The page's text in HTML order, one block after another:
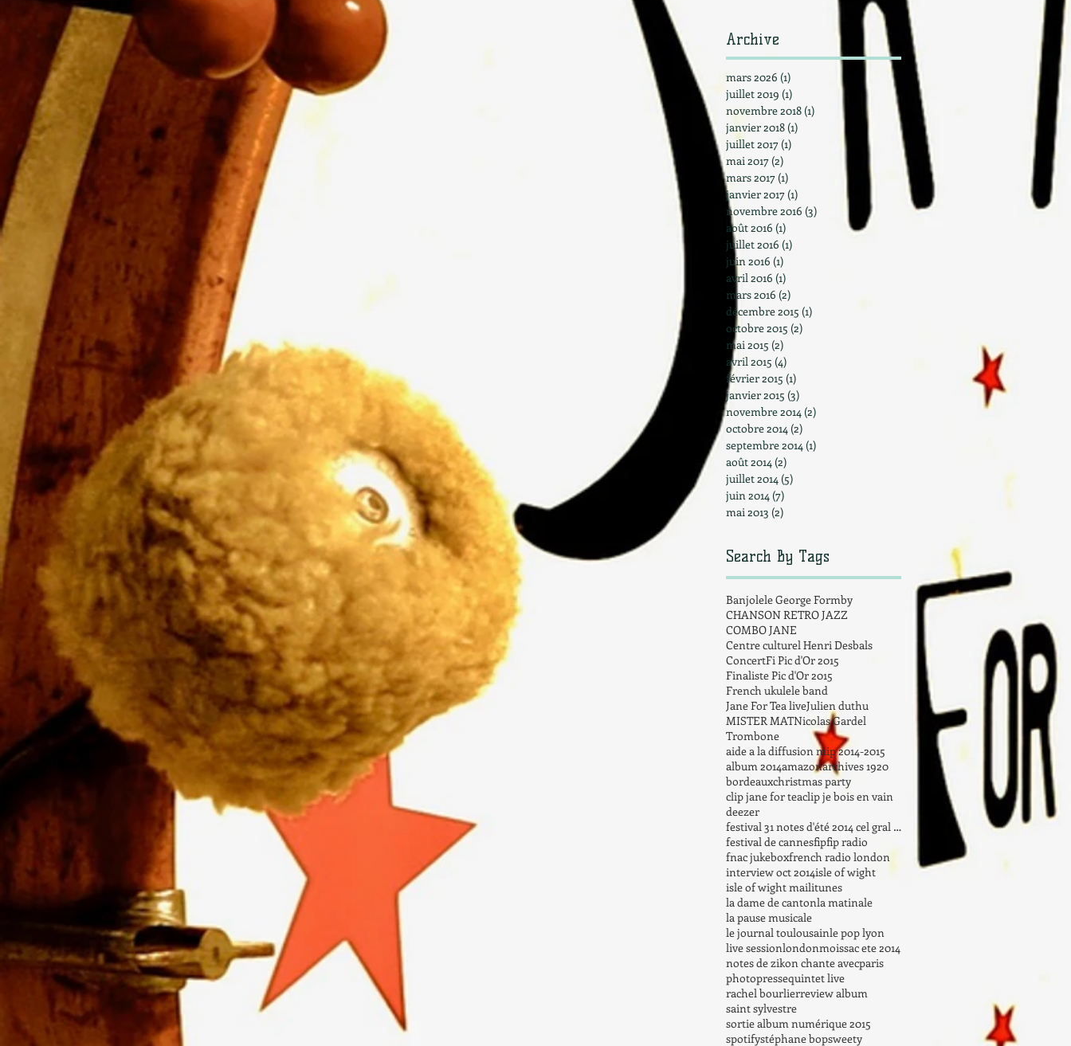
Archive
mars 2026 (1)
juillet 2019 (1)
novembre 2018 (1)
janvier 2018 (1)
juillet 2017 (1)
mai 2017 (2)
mars 2017 (1)
janvier 2017 (1)
novembre 2016 (3) 3 posts
août 2016 (1)
juillet 2016 (1)
juin 2016 (1)
avril 2016 (1)
mars 2016 (2)
décembre 2015 (1)
octobre 2015 (2)
mai 2015 (2)
avril 2015 (4)
février 2015 (1)
janvier 2015 (3)
novembre 2014 (2)
octobre 2014 (2)
septembre 2014 (1)
août 2014 (2)
juillet 2014 (5)
juin 2014 (7)
mai 2013 (2)
Search By Tags
Banjolele George Formby
CHANSON RETRO JAZZ
COMBO JANE
Centre culturel Henri Desbals
ConcertFi Pic d'Or 2015
Finaliste Pic d'Or 2015
French ukulele band
Jane For Tea liveJulien duthu
MISTER MATNicolas Gardel
Trombone
aide a la diffusion mip 2014-2015
album 2014amazonarchives 1920
bordeauxchristmas party
clip jane for teaclip je bois en vain
deezer
festival 31 notes d'été 2014 cel gral haute-garonn
festival de cannesfipfip radio
fnac jukeboxfrench radio london
interview oct 2014isle of wight
isle of wight mailitunes
la dame de cantonla matinale
la pause musicale
le journal toulousainle pop lyon
live sessionlondonmoissac ete 2014
notes de zikon chante avecparis
photopressequintet live
rachel bourlierreview album
saint sylvestre
sortie album numérique 2015
spotifystéphane bopsweety